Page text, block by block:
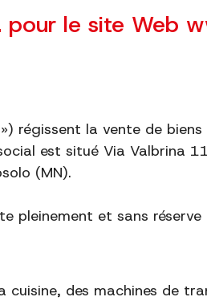
le site Web
régissent la vente de
est situé Via Valbrina
(MN).
et sans réserve
des machines de